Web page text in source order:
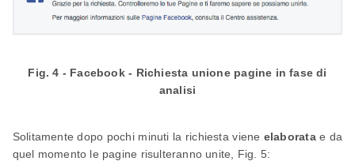
Fig. 4 - Facebook - Richiesta unione pagine in fase di
analisi
Solitamente dopo pochi minuti la richiesta viene elaboratae da
quel momento le pagine risulteranno unite, Fig. 5: